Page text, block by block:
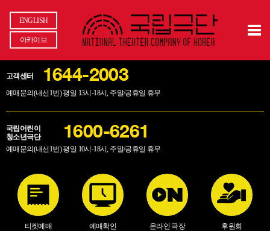
ENGLISH
아카이브
고객센터 1644-2003
예매문의(내선1번) 평일 13시-18시, 주말/공휴일 휴무
국립어린이
청소년극단
1600-6261
예매문의(내선1번) 평일 10시-18시, 주말/공휴일 휴무
티켓예매 예매확인 온라인 극장 후원회